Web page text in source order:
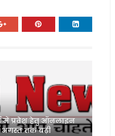
में प्रवेश हेतु ऑनलाइन
तक बढ़ी